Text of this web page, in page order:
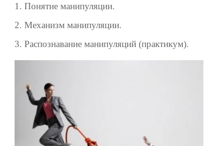
1. Понятие манипуляции.
2. Механизм манипуляции.
3. Распознавание манипуляций (практикум).